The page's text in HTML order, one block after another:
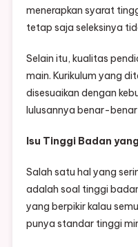
menerapkan syarat
tetap saja seleksinya
Selain itu, kualitas
main. Kurikulum yang
disesuaikan dengan
lulusannya benar-benar
Isu Tinggi Badan
Salah satu hal yang
adalah soal tinggi
yang berpikir kalau
punya standar tinggi